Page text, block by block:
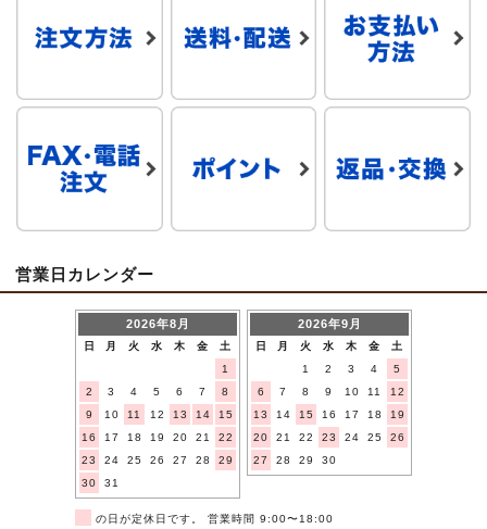
営業日カレンダー
2026年8月
日 月 火 水 木 金
土
1
2
3 4 5 6 7
8
9
10 11 12 13 14
15
16
17 18 19 20 21
22
23
24 25 26 27 28
29
30
31
2026年9月
日 月 火 水 木 金
土
1
2 3 4
5
6
7 8 9 10 11
12
13
14 15 16 17 18
19
20
21 22 23 24 25
26
27
28 29 30
の日が定休日です。 営業時間 9:00〜18:00